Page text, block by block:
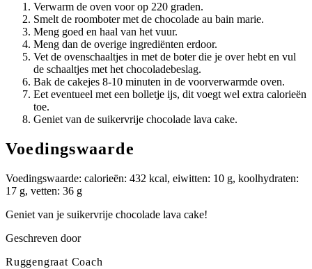
Verwarm de oven voor op 220 graden.
Smelt de roomboter met de chocolade au bain marie.
Meng goed en haal van het vuur.
Meng dan de overige ingrediënten erdoor.
Vet de ovenschaaltjes in met de boter die je over hebt en vul
de schaaltjes met het chocoladebeslag.
Bak de cakejes 8-10 minuten in de voorverwarmde oven.
Eet eventueel met een bolletje ijs, dit voegt wel extra calorieën
toe.
Geniet van de suikervrije chocolade lava cake.
Voedingswaarde
Voedingswaarde: calorieën: 432 kcal, eiwitten: 10 g, koolhydraten:
17 g, vetten: 36 g
Geniet van je suikervrije chocolade lava cake!
Geschreven door
Ruggengraat Coach